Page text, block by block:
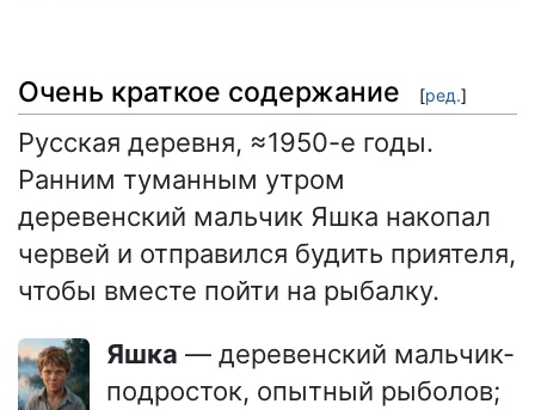
Очень краткое содержание [ред.]
Русская деревня, ≈1950-е годы.
Ранним туманным утром
деревенский мальчик Яшка накопал
червей и отправился будить приятеля,
чтобы вместе пойти на рыбалку.
Яшка — деревенский мальчик-
подросток, опытный рыболов;